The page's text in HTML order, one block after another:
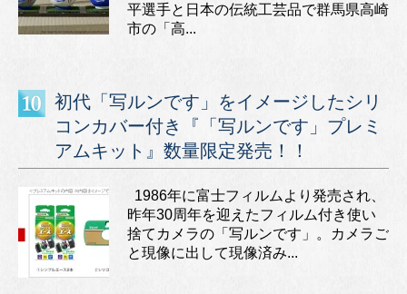
平選手と日本の伝統工芸品で群馬県高崎
市の「高...
初代「写ルンです」をイメージしたシリ
コンカバー付き『「写ルンです」プレミ
アムキット』数量限定発売！！
1986年に富士フィルムより発売され、
昨年30周年を迎えたフィルム付き使い
捨てカメラの「写ルンです」。カメラご
と現像に出して現像済み...